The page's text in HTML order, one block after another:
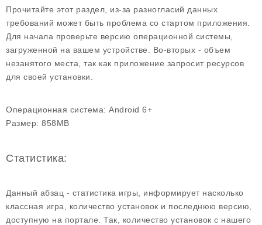
Прочитайте этот раздел, из-за разногласий данных
требований может быть проблема со стартом приложения.
Для начала проверьте версию операционной системы,
загруженной на вашем устройстве. Во-вторых - объем
незанятого места, так как приложение запросит ресурсов
для своей установки.
Операционная система: Android 6+
Размер: 858MB
Статистика:
Данный абзац - статистика игры, информирует насколько
классная игра, количество установок и последнюю версию,
доступную на портале. Так, количество установок с нашего